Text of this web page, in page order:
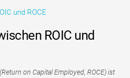
und ROCE
ROIC und
on Capital Employed, ROCE) ist